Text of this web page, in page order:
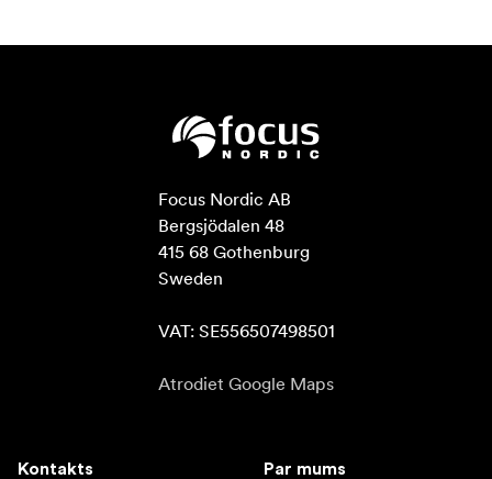
Focus Nordic AB
Bergsjödalen 48
415 68 Gothenburg
Sweden
VAT: SE556507498501
Atrodiet Google Maps
Kontakts Par mums